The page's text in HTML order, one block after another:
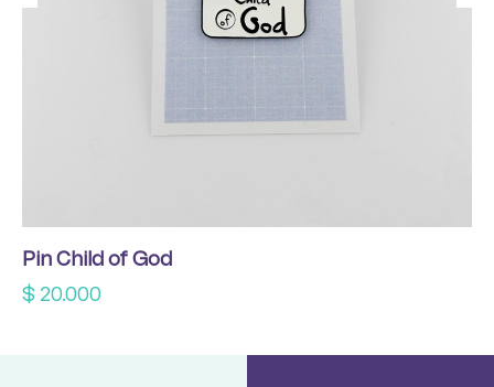
Pin Child of God
$ 20.000